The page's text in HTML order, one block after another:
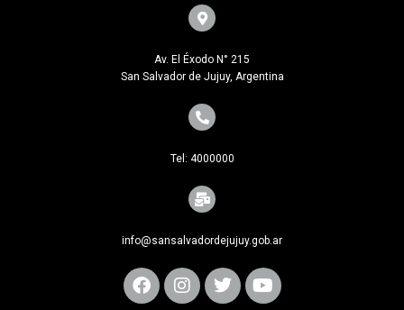
Av. El Éxodo N° 215
San Salvador de Jujuy, Argentina
Tel: 4000000
info@sansalvadordejujuy.gob.ar